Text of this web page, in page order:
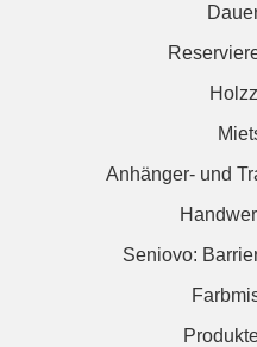
Anhänger- und
Seniovo: